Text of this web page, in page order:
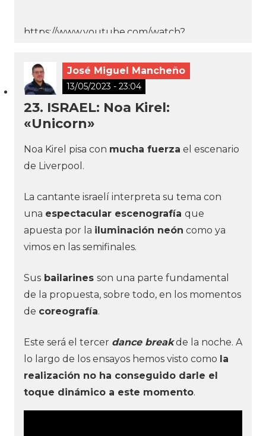
https://www.youtube.com/watch?
José Miguel Mancheño
13/05/2023 - 23:04
23. ISRAEL: Noa Kirel:
«Unicorn»
Noa Kirel pisa con mucha fuerza el escenario
de Liverpool.
La cantante israelí interpreta su tema con
una espectacular escenografía que
apuesta por la iluminación neón como ya
vimos en las semifinales.
Sus bailarines son una parte fundamental
de la propuesta, sobre todo, en los momentos
de coreografía.
Este será el tercer dance breakde la noche. A
lo largo de los ensayos hemos visto como la
realización no ha conseguido darle el
toque dinámico a este momento.